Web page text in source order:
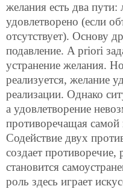
желания есть два пути:
удовлетворено (если
отсутствует). Основу
подавление. A priori
устранение желания.
реализуется, желание
реализации. Однако
а удовлетворение
противоречащая
Содействие двух
создает противоречие,
становится
роль здесь играет